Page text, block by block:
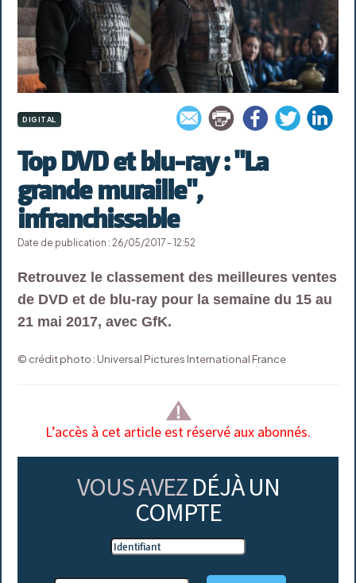
DIGITAL
Top DVD et blu-ray : "La
grande muraille",
infranchissable
Date de publication : 26/05/2017 - 12:52
Retrouvez le classement des meilleures ventes
de DVD et de blu-ray pour la semaine du 15 au
21 mai 2017, avec GfK.
© crédit photo : Universal Pictures International France
L’accès à cet article est réservé aux abonnés.
VOUS AVEZ DÉJÀ UN
COMPTE